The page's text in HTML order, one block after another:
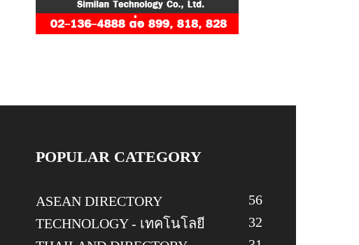
POPULAR CATEGORY
ASEAN DIRECTORY
56
TECHNOLOGY - เทคโนโลยี
32